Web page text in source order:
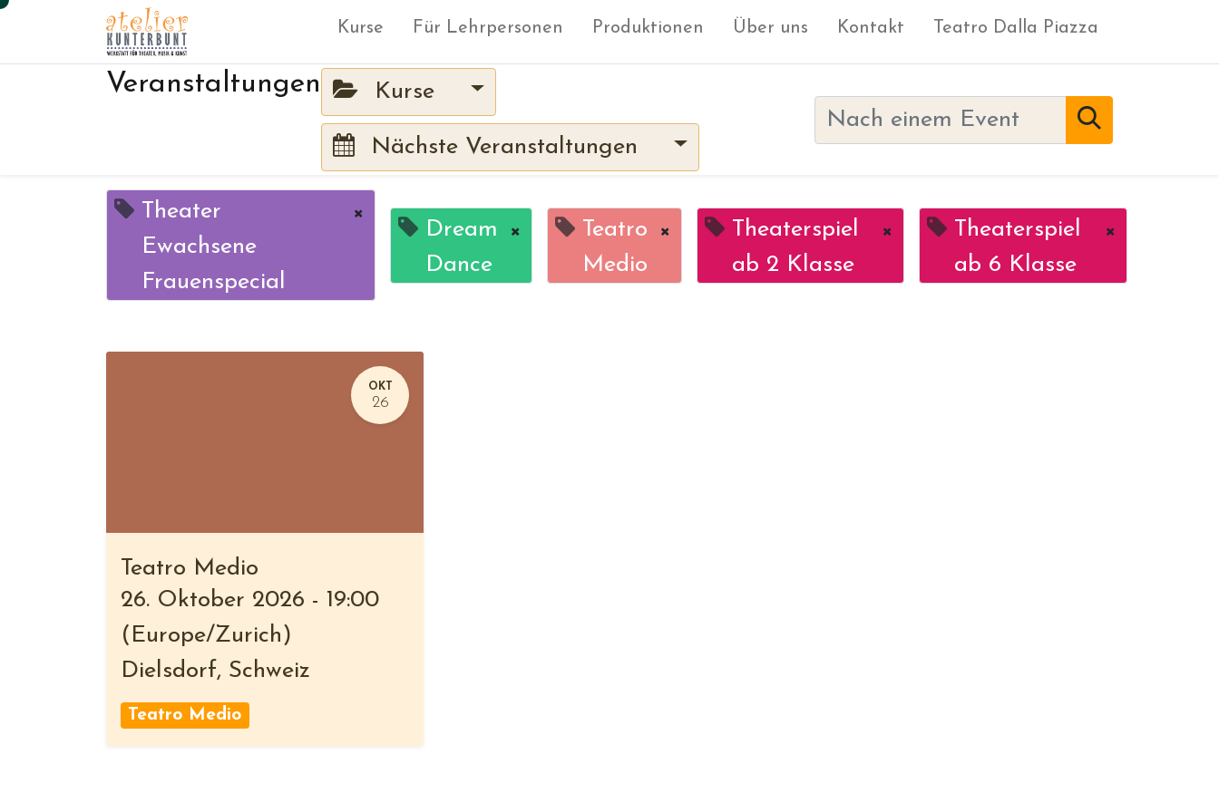
Kurse Für Lehrpersonen Produktionen Über uns Kontakt Teatro Dalla Piazza
Veranstaltungen Kurse
Nächste Veranstaltungen
Theater
Ewachsene
Frauenspecial
×
Dream
Dance
×
Teatro
Medio
×
Theaterspiel
ab 2 Klasse
×
Theaterspiel
ab 6 Klasse
×
OKT
26
Teatro Medio
26. Oktober 2026 - 19:00
( Europe/Zurich )
Dielsdorf, Schweiz
Teatro Medio